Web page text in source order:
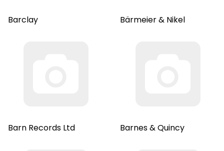
Barclay Bärmeier & Nikel
Barn Records Ltd Barnes & Quincy